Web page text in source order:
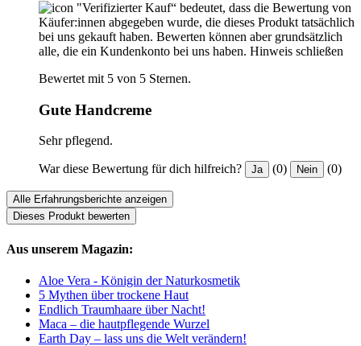
"Verifizierter Kauf“ bedeutet, dass die Bewertung von
Käufer:innen abgegeben wurde, die dieses Produkt tatsächlich
bei uns gekauft haben. Bewerten können aber grundsätzlich
alle, die ein Kundenkonto bei uns haben. Hinweis schließen
Bewertet mit 5 von 5 Sternen.
Gute Handcreme
Sehr pflegend.
War diese Bewertung für dich hilfreich? Ja (0) Nein (0)
Alle Erfahrungsberichte anzeigen
Dieses Produkt bewerten
Aus unserem Magazin:
Aloe Vera - Königin der Naturkosmetik
5 Mythen über trockene Haut
Endlich Traumhaare über Nacht!
Maca – die hautpflegende Wurzel
Earth Day – lass uns die Welt verändern!